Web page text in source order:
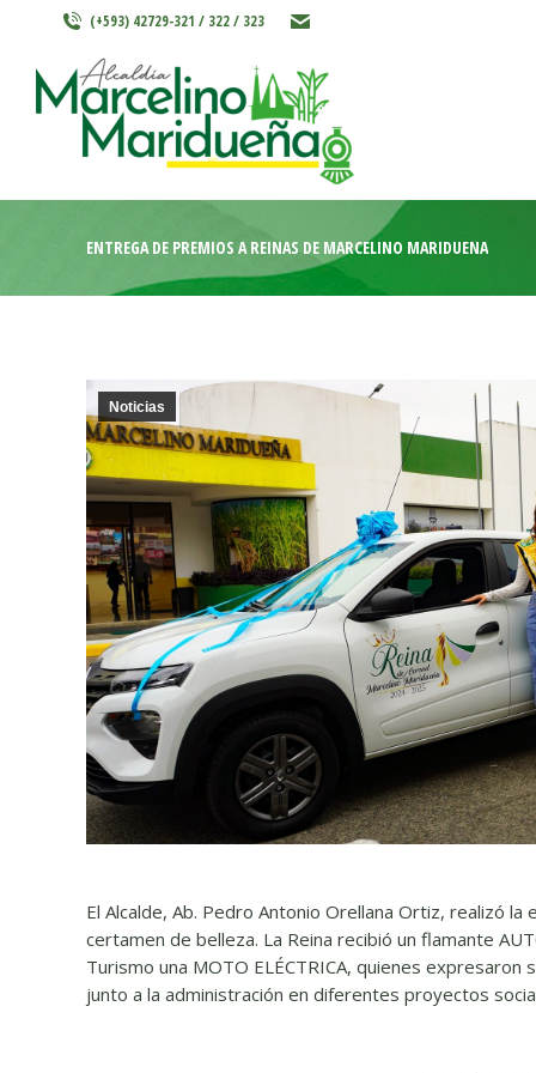
(+593) 42729-321 / 322 / 323
ENTREGA DE PREMIOS A REINAS DE MARCELINO MARIDUEÑA
Noticias
El Alcalde, Ab. Pedro Antonio Orellana Ortiz, realizó
certamen de belleza. La Reina recibió un flamante
Turismo una MOTO ELÉCTRICA, quienes
junto a la administración en diferentes proyectos